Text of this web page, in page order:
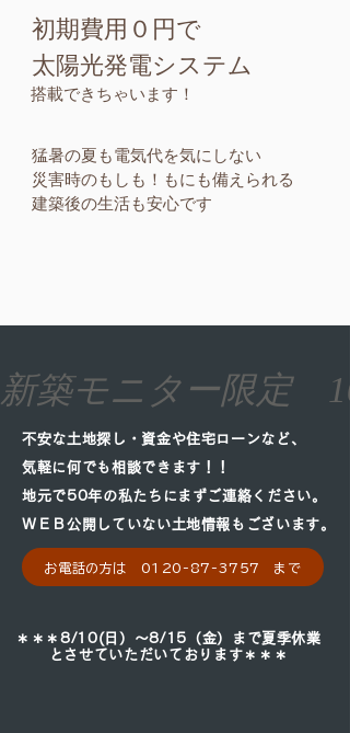
初期費用０円で
太陽光発電システム
搭載できちゃいます！
猛暑の夏も電気代を気にしない
災害時のもしも！もにも備えられる
​建築後の生活も安心です
新築モニター限定　
不安な土地探し・資金や住宅ローンなど、
気軽に何でも相談できます！！
地元で50年の私たちにまずご連絡ください。
​ＷＥＢ公開していない土地情報もございます。
お電話の方は 0120-87-3757 まで
＊＊＊8/10(日）～8/15（金）まで夏季休業
とさせていただいております＊＊＊